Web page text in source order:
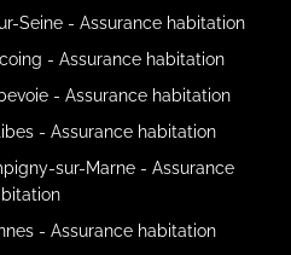
Seine - Assurance habitation
- Assurance habitation
- Assurance habitation
- Assurance habitation
sur-Marne - Assurance
- Assurance habitation